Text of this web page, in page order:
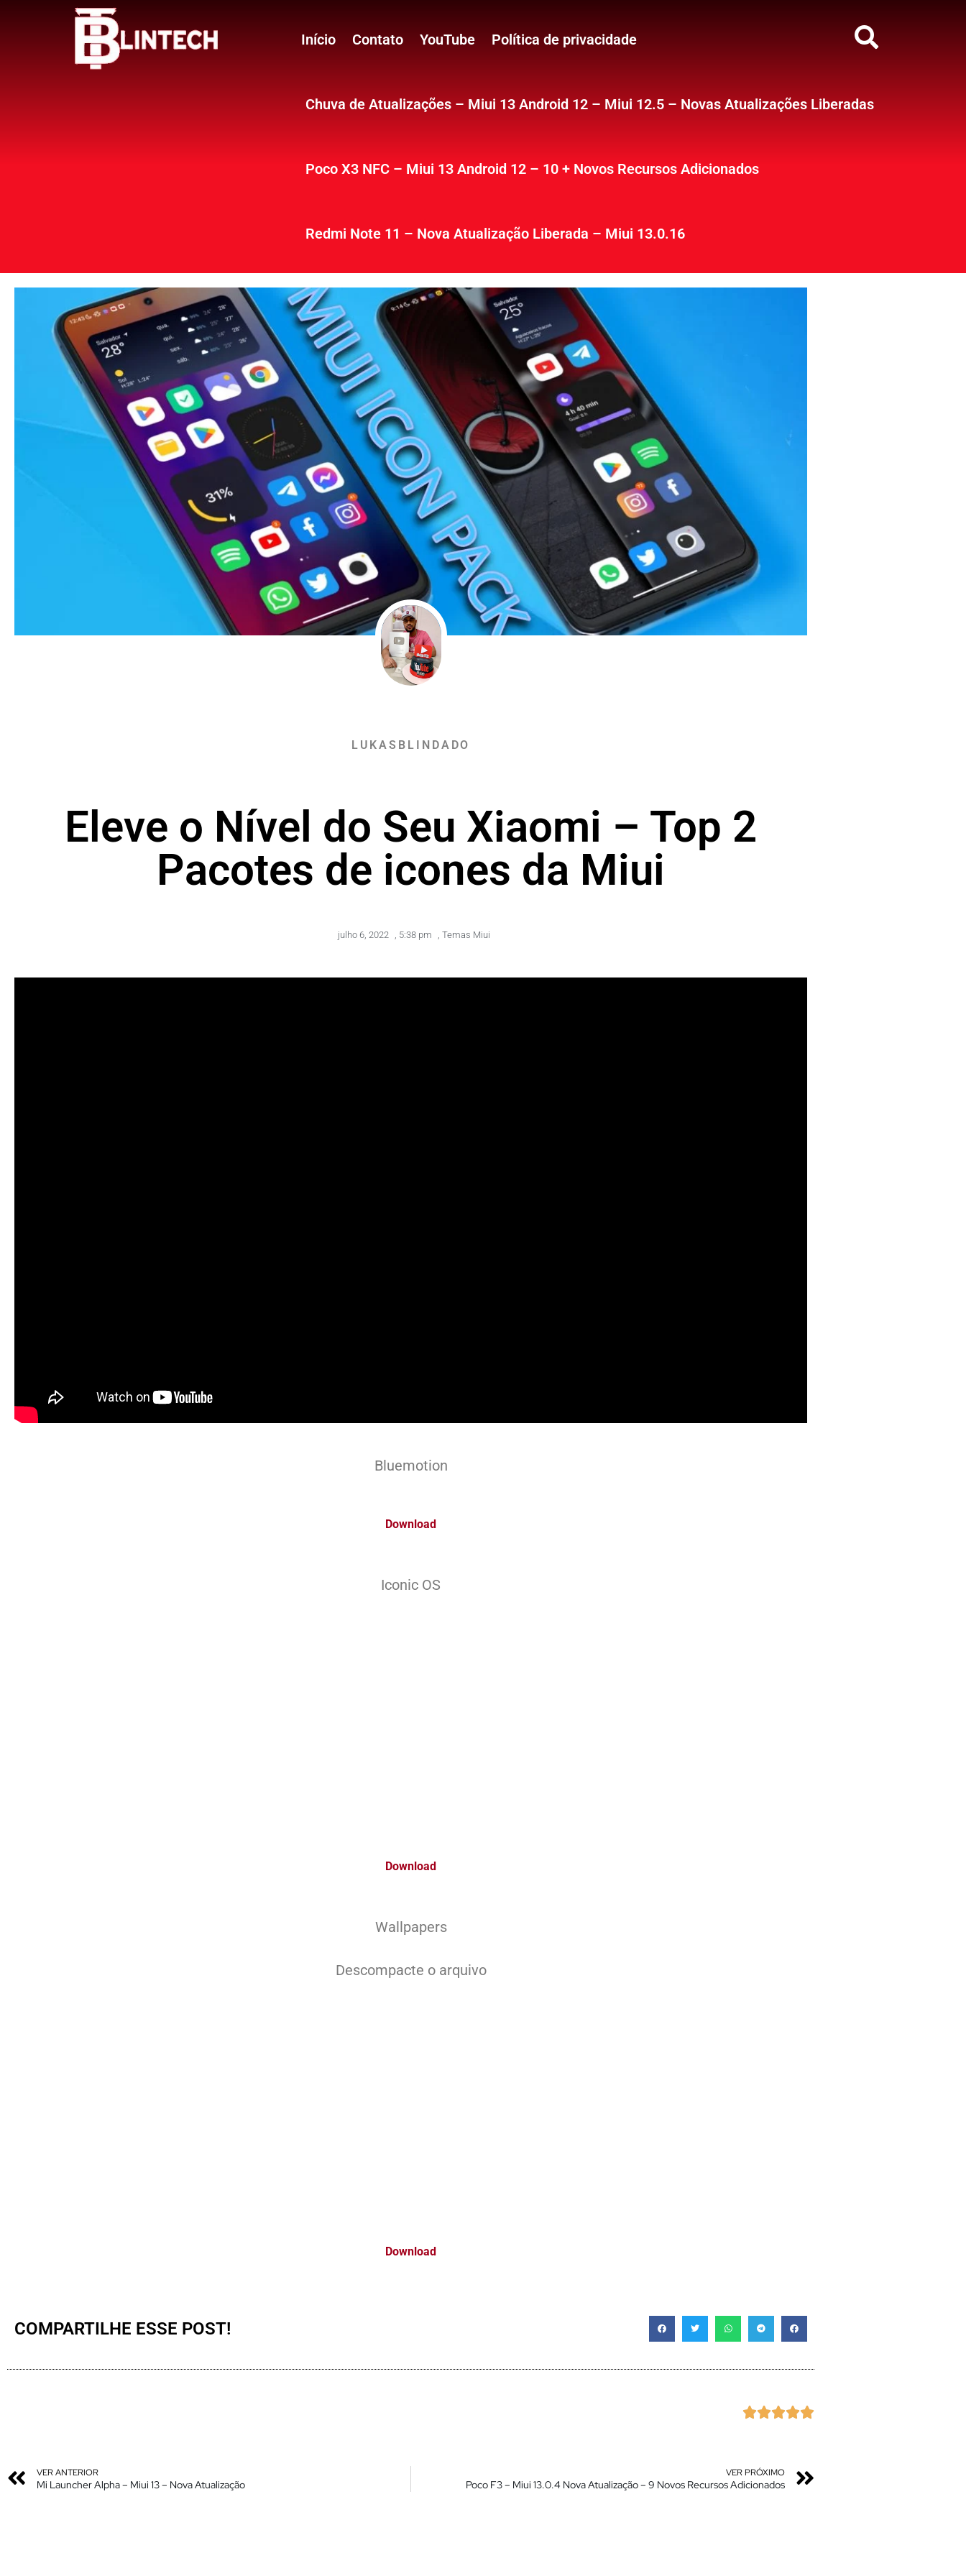
Início Contato YouTube Política de privacidade
Chuva de Atualizações – Miui 13 Android 12 – Miui 12.5 – Novas Atualizações Liberadas
Poco X3 NFC – Miui 13 Android 12 – 10 + Novos Recursos Adicionados
Redmi Note 11 – Nova Atualização Liberada – Miui 13.0.16
LUKASBLINDADO
Eleve o Nível do Seu Xiaomi – Top 2
Pacotes de icones da Miui
julho 6, 2022 5:38 pm Temas Miui
Bluemotion
Download
Iconic OS
Download
Wallpapers
Descompacte o arquivo
Download
COMPARTILHE ESSE POST!

VER ANTERIOR
Mi Launcher Alpha – Miui 13 – Nova Atualização
VER PRÓXIMO
Poco F3 – Miui 13.0.4 Nova Atualização – 9 Novos Recursos Adicionados